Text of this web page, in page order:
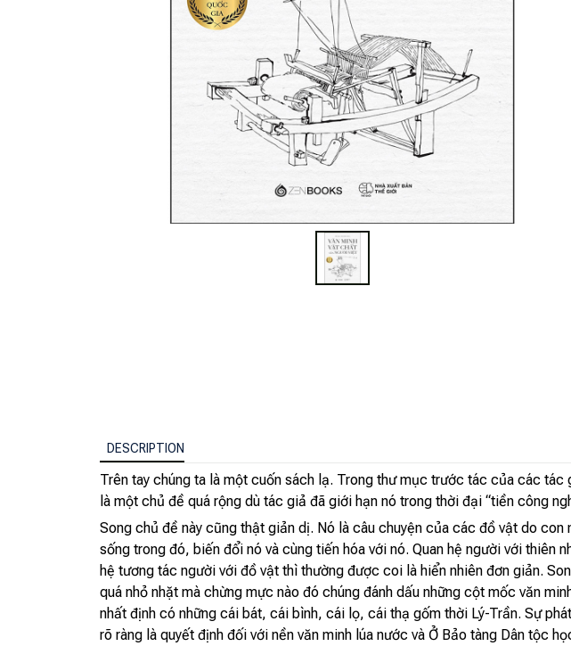
DESCRIPTION
Trên tay chúng ta là một cuốn sách lạ. Trong thư mục trước tác của các
là một chủ đề quá rộng dù tác giả đã giới hạn nó trong thời đại “tiền công
Song chủ đề này cũng thật giản dị. Nó là câu chuyện của các đồ vật do
sống trong đó, biến đổi nó và cùng tiến hóa với nó. Quan hệ người với thiên
hệ tương tác người với đồ vật thì thường được coi là hiển nhiên đơn giản.
quá nhỏ nhặt mà chừng mực nào đó chúng đánh dấu những cột mốc văn
nhất định có những cái bát, cái bình, cái lọ, cái thạ gốm thời Lý-Trần. Sự
rõ ràng là quyết định đối với nền văn minh lúa nước và Ở Bảo tàng Dân tộc